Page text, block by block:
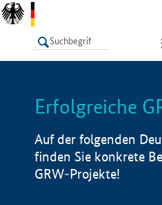
LISTE
Erfolgreiche
Auf der folgenden
finden Sie konkrete
GRW-Projekte!